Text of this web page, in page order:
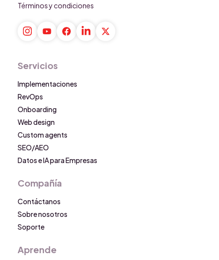
Términos y condiciones
Servicios
Implementaciones
RevOps
Onboarding
Web design
Custom agents
SEO/AEO
Datos e IA para Empresas
Compañía
Contáctanos
Sobre nosotros
Soporte
Aprende